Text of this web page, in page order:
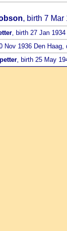
, birth 7
, birth 27 Jan
Nov 1936 Den
, birth 25 May